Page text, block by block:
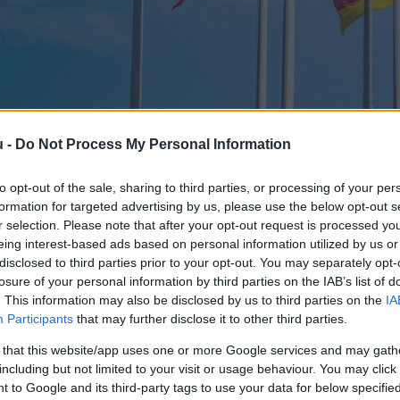
- Do Not Process My Personal Information
opt-out of the sale, sharing to third parties, or processing of your
for targeted advertising by us, please use the below opt-out
selection. Please note that after your opt-out request is processed
interest-based ads based on personal information utilized by us
to third parties prior to your opt-out. You may separately
of your personal information by third parties on the IAB’s list of
This information may also be disclosed by us to third parties on the
Participants that may further disclose it to other third parties.
that this website/app uses one or more Google services and may
but not limited to your visit or usage behaviour. You may
to Google and its third-party tags to use your data for below
és az uniós alapértékek
Lapszemle
Tanácsa keddi ülésén újból számot kell adnia az
európai uniós ügyekért felelős
törvénytervezet, vagy az áprilisi, a